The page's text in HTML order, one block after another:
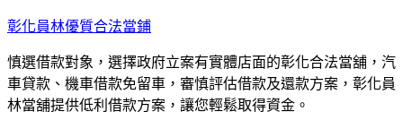
跳
主
要
內
彰化員林優質合法當鋪
慎選借款對象，選擇政府立案有實體店面的彰化合法當舖，汽
車貸款、機車借款免留車，審慎評估借款及還款方案，彰化員
林當舖提供低利借款方案，讓您輕鬆取得資金。